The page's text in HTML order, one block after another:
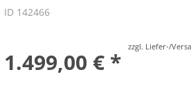
ID 142466
1.499,00 € *
zzgl. Liefer-/